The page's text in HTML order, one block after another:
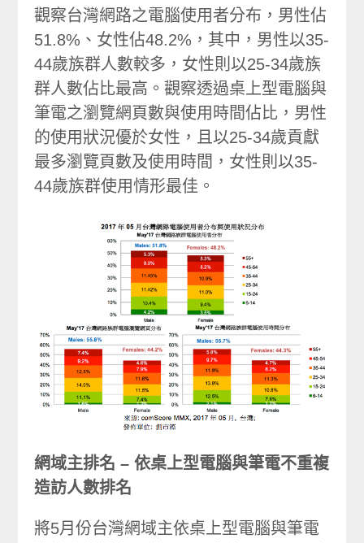
觀察台灣網路之電腦使用者分布，男性佔
51.8%、女性佔48.2%，其中，男性以35-
44歲族群人數較多，女性則以25-34歲族
群人數佔比最高。觀察透過桌上型電腦與
筆電之瀏覽網頁數與使用時間佔比，男性
的使用狀況優於女性，且以25-34歲貢獻
最多瀏覽頁數及使用時間，女性則以35-
44歲族群使用情形最佳。
網域主排名 – 依桌上型電腦與筆電不重複
造訪人數排名
將5月份台灣網域主依桌上型電腦與筆電